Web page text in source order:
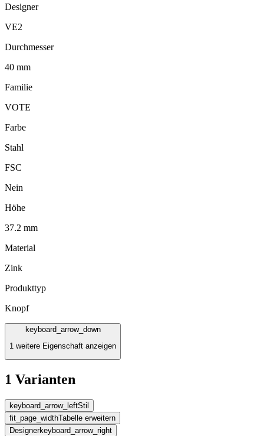
Designer
VE2
Durchmesser
40 mm
Familie
VOTE
Farbe
Stahl
FSC
Nein
Höhe
37.2 mm
Material
Zink
Produkttyp
Knopf
keyboard_arrow_down
1 weitere Eigenschaft anzeigen
1 Varianten
keyboard_arrow_leftStil
fit_page_widthTabelle erweitern
Designerkeyboard_arrow_right